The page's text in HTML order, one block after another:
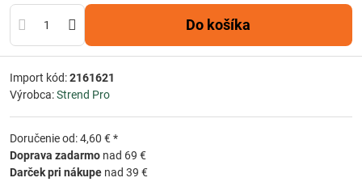
Do košíka
Import kód:2161621
Výrobca:Strend Pro
Doručenie od: 4,60 € *
Doprava zadarmo nad 69 €
Darček pri nákupe nad 39 €